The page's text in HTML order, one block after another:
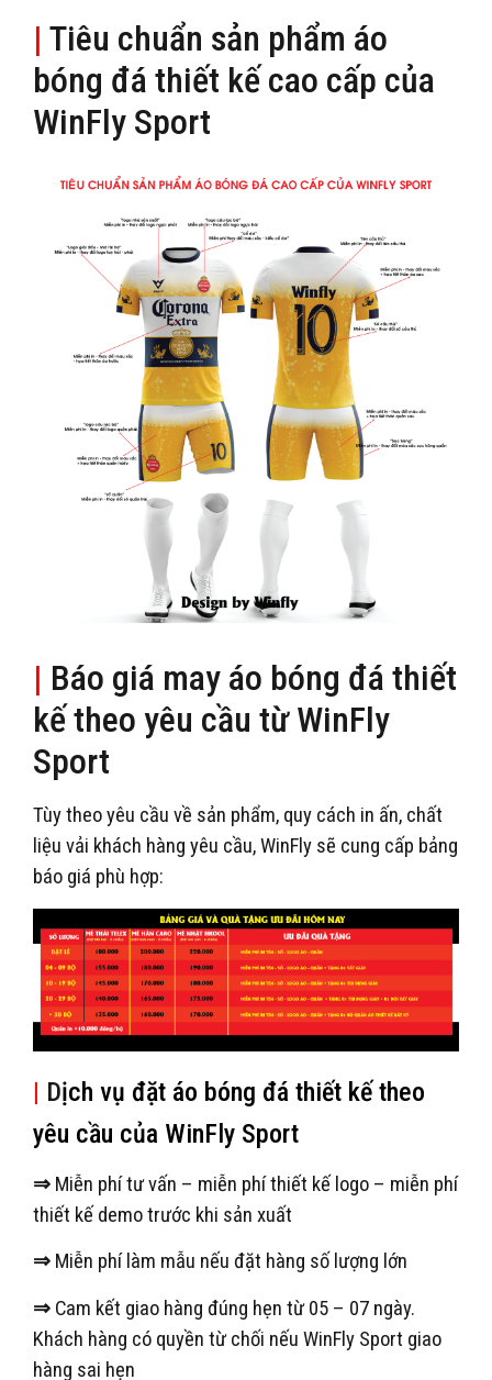
| Tiêu chuẩn sản phẩm áo
bóng đá thiết kế cao cấp của
WinFly Sport
| Báo giá may áo bóng đá thiết
kế theo yêu cầu từ WinFly
Sport
Tùy theo yêu cầu về sản phẩm, quy cách in ấn, chất
liệu vải khách hàng yêu cầu, WinFly sẽ cung cấp bảng
báo giá phù hợp:
| Dịch vụ đặt áo bóng đá thiết kế theo
yêu cầu của WinFly Sport
⇒ Miễn phí tư vấn – miễn phí thiết kế logo – miễn phí
thiết kế demo trước khi sản xuất
⇒ Miễn phí làm mẫu nếu đặt hàng số lượng lớn
⇒ Cam kết giao hàng đúng hẹn từ 05 – 07 ngày.
Khách hàng có quyền từ chối nếu WinFly Sport giao
hàng sai hẹn